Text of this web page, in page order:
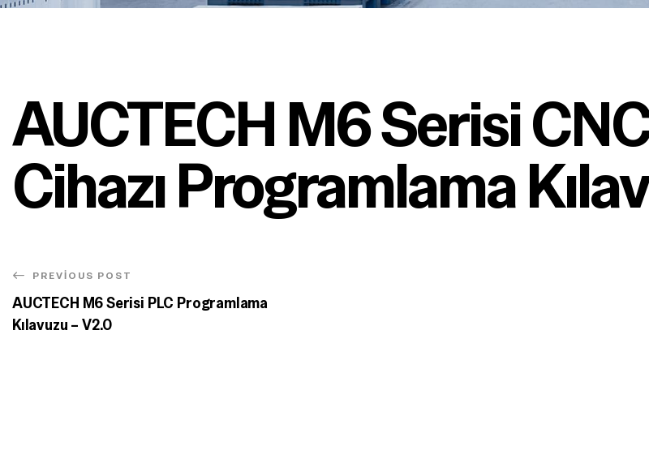
AUCTECH M6 Serisi
Cihazı Programlama
PREVIOUS POST
AUCTECH M6 Serisi PLC Programlama
Kılavuzu – V2.0